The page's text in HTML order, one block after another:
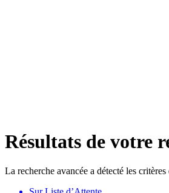
Résultats de votre
La recherche avancée a détecté les critères